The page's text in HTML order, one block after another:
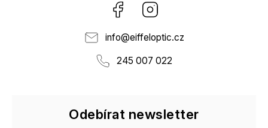
Facebook
info@eiffeloptic.cz
245 007 022
Odebírat newsletter